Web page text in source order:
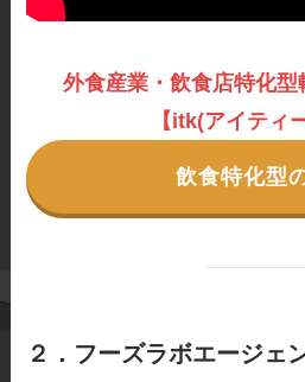
外食産業・飲食店特化型
【itk(アイティ
飲食特化型
２． フーズラボエージェ